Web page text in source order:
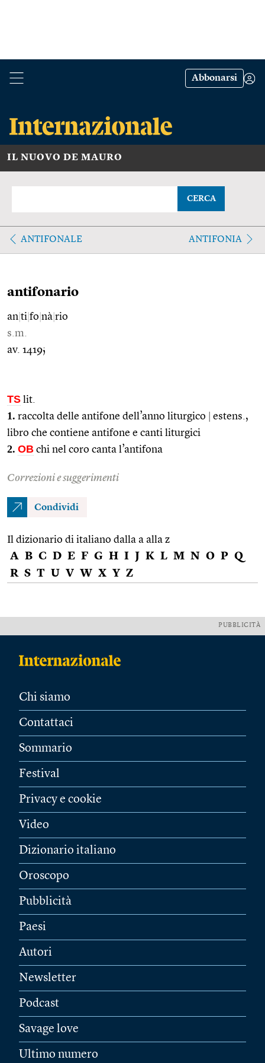
Abbonarsi
IL NUOVO DE MAURO
CERCA
ANTIFONALE ANTIFONIA
antifonario
an ti fo nà rio
s.m.
av. 1419;
TS lit.
1. raccolta delle antifone dell’anno liturgico
estens.,
libro che contiene antifone e canti liturgici
2. OB chi nel coro canta l’antifona
Correzioni e suggerimenti
Condividi
Il dizionario di italiano dalla a alla z
A B C D E F G H I J K L M N O P Q
R S T U V W X Y Z
PUBBLICITÀ
Chi siamo
Contattaci
Sommario
Festival
Privacy e cookie
Video
Dizionario italiano
Oroscopo
Pubblicità
Paesi
Autori
Newsletter
Podcast
Savage love
Ultimo numero